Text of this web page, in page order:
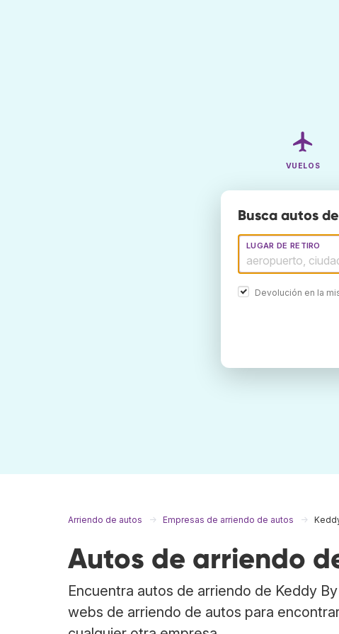
VUELOS
Busca autos
LUGAR DE RETIRO
Devolución en la
Arriendo de autos Empresas de arriendo de autos
Autos de arriendo
Encuentra autos de arriendo de Keddy
webs de arriendo de autos para